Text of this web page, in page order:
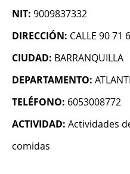
NIT: 9009837332
DIRECCIÓN: CALLE 90 71
CIUDAD: BARRANQUILLA
DEPARTAMENTO:
TELÉFONO: 6053008772
ACTIVIDAD: Actividades
comidas